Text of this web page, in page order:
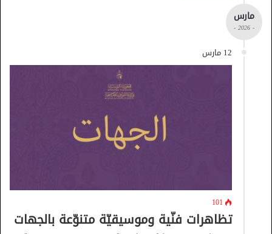
مارس
- 2026 -
12 مارس
101
تظاهرات فنّية وموسيقيّة متنوّعة بالجهات